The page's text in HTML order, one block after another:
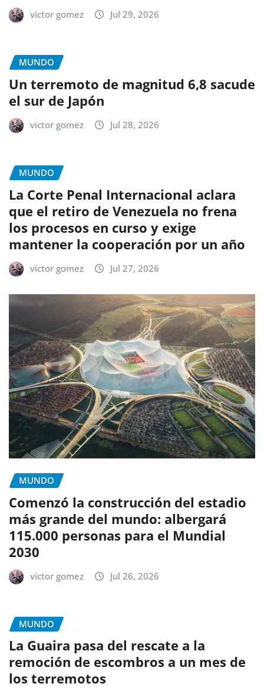
victor gomez Jul 29, 2026
MUNDO
Un terremoto de magnitud 6,8 sacude
el sur de Japón
victor gomez Jul 28, 2026
MUNDO
La Corte Penal Internacional aclara
que el retiro de Venezuela no frena
los procesos en curso y exige
mantener la cooperación por un año
victor gomez Jul 27, 2026
MUNDO
Comenzó la construcción del estadio
más grande del mundo: albergará
115.000 personas para el Mundial
2030
victor gomez Jul 26, 2026
MUNDO
La Guaira pasa del rescate a la
remoción de escombros a un mes de
los terremotos